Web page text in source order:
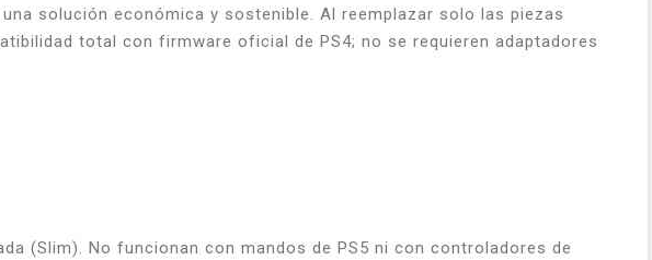
solución económica y sostenible. Al reemplazar solo las piezas
total con firmware oficial de PS4; no se requieren adaptadores
(Slim). No funcionan con mandos de PS5 ni con controladores de